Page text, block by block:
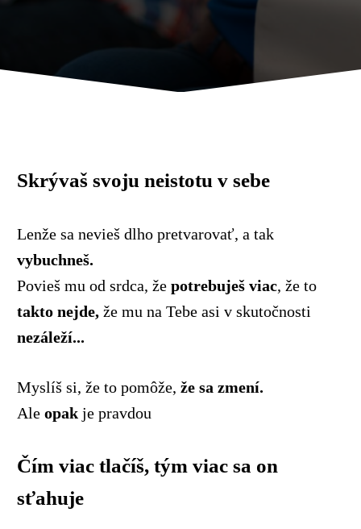
Skrývaš svoju neistotu v sebe
Lenže sa nevieš dlho pretvarovať, a tak
vybuchneš.
Povieš mu od srdca, žepotrebuješ viac, že to
takto nejde, že mu na Tebe asi v skutočnosti
nezáleží...
Myslíš si, že to pomôže, že sa zmení.
Aleopak je pravdou
Čím viac tlačíš, tým viac sa on
sťahuje